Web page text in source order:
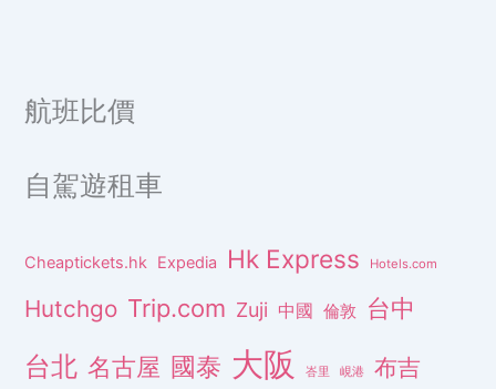
航班比價
自駕遊租車
Cheaptickets.hk Expedia Hk Express Hotels.com
Hutchgo Trip.com Zuji 中國 倫敦 台中
台北 名古屋 國泰 大阪 峇里 峴港 布吉